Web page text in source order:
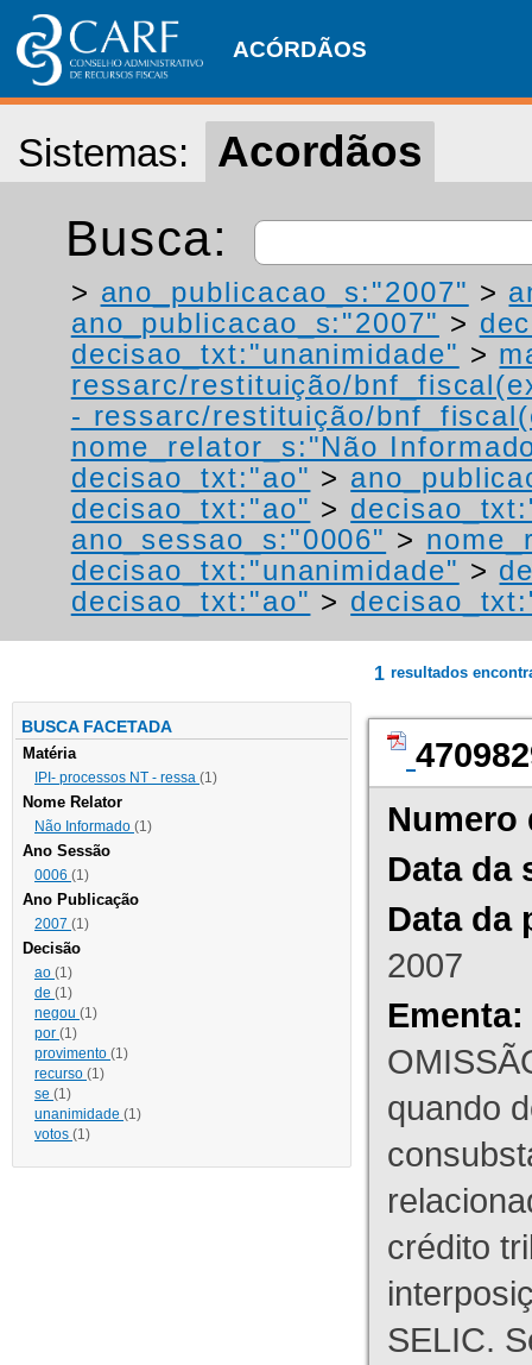
ACÓRDÃOS
Sistemas: Acordãos
Busca:
> ano_publicacao_s:"2007" >
ano_publicacao_s:"2007" >
decisao_txt:"unanimidade" >
ressarc/restituição/
- ressarc/restituição/
nome_relator_s:"Não
decisao_txt:"ao" >
decisao_txt:"ao" >
ano_sessao_s:"0006" >
decisao_txt:"unanimidade" >
decisao_txt:"ao" >
BUSCA FACETADA
Matéria
IPI- processos NT - ressa (1)
Nome Relator
Não Informado (1)
Ano Sessão
0006 (1)
Ano Publicação
2007 (1)
Decisão
ao (1)
de (1)
negou (1)
por (1)
provimento (1)
recurso (1)
se (1)
unanimidade (1)
votos (1)
1 resultados
Numero
Data da
Data da
2007
Ementa:
quando
crédito
SELIC.